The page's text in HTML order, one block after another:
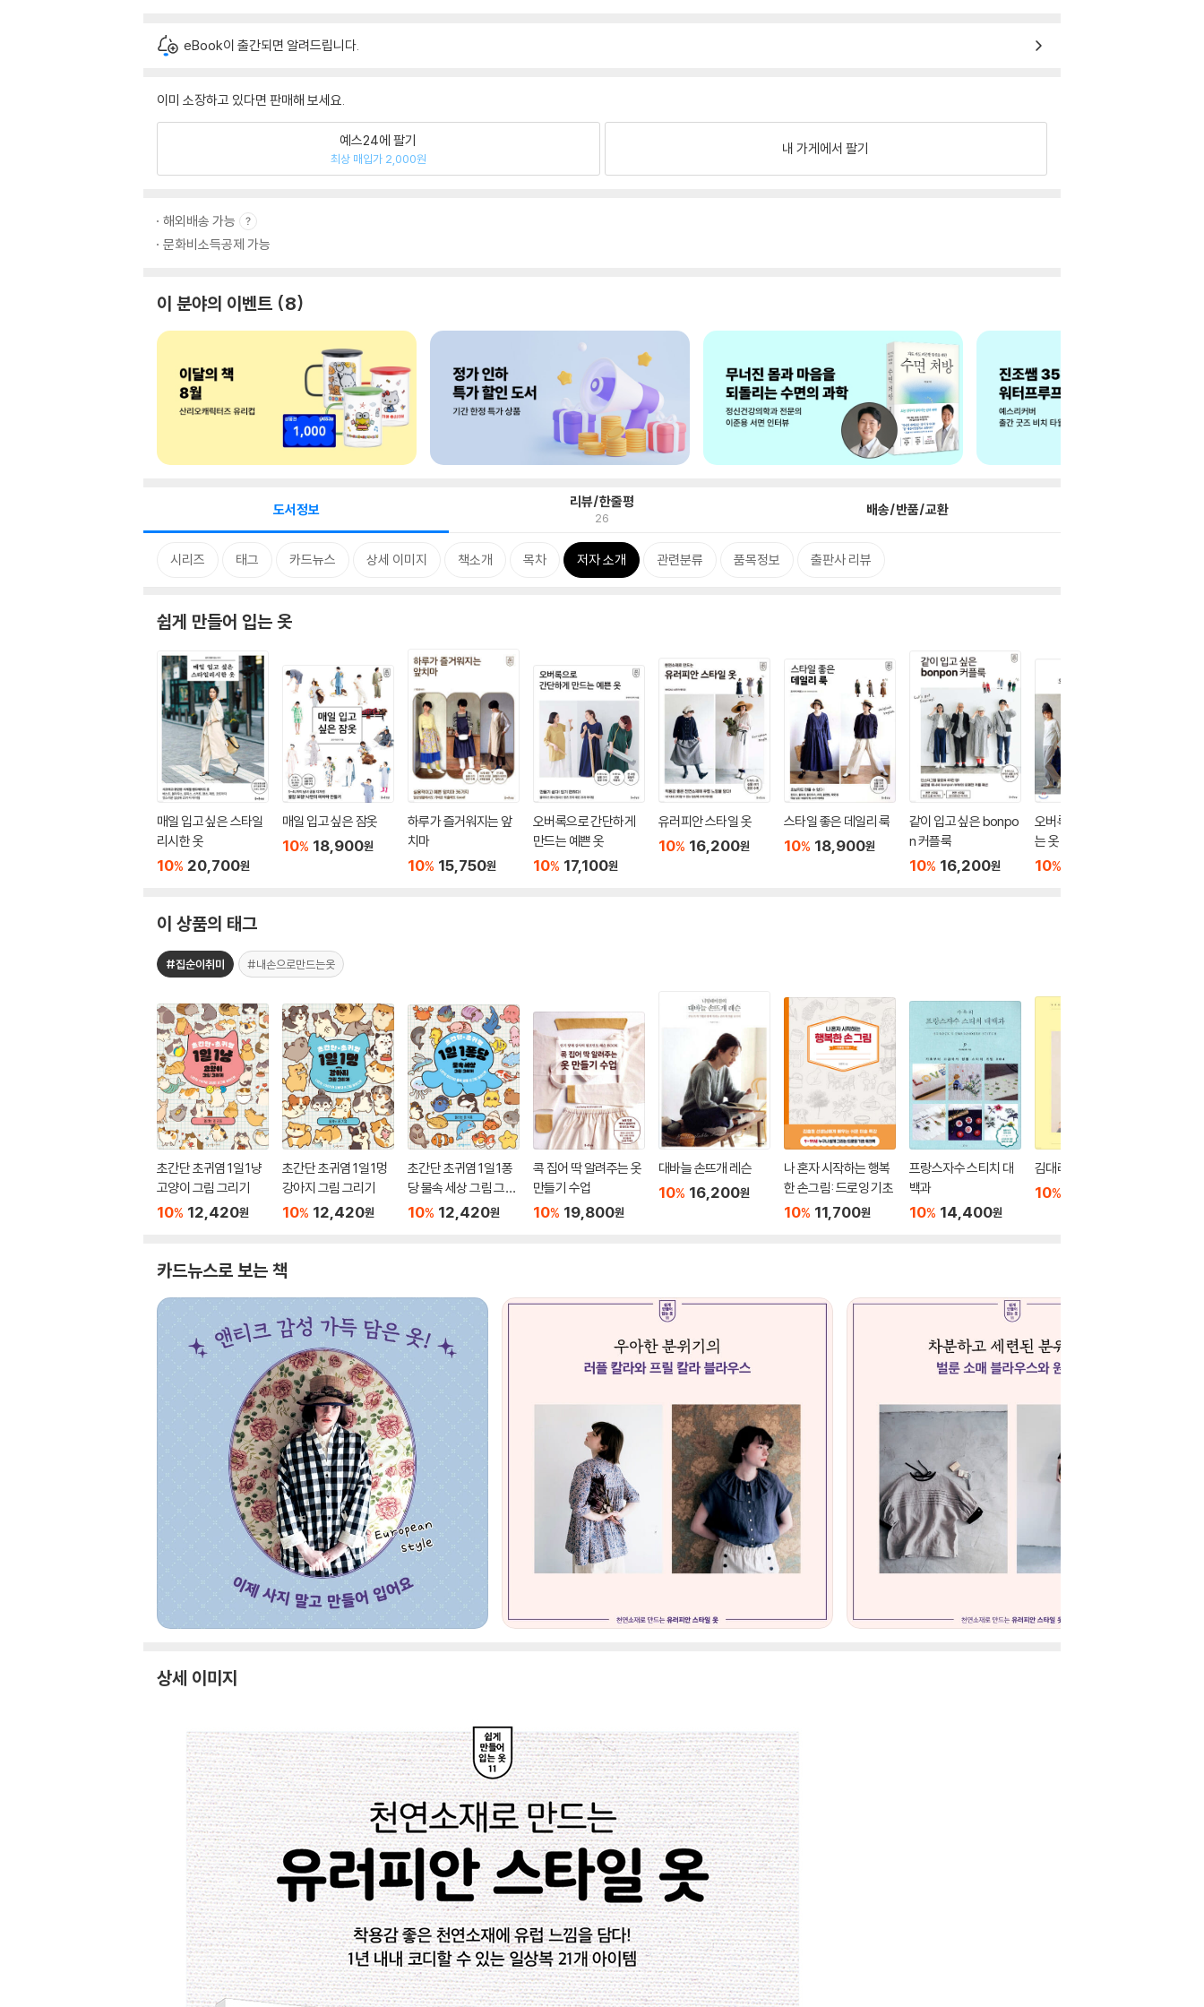
eBook이 출간되면 알려드립니다.
이미 소장하고 있다면 판매해 보세요.
예스24에 팔기
최상 매입가 2,000원
내 가게에서 팔기
해외배송 가능
문화비소득공제 가능
이 분야의 이벤트 8
도서정보 리뷰/한줄평
26 배송/반품/교환
시리즈 태그 카드뉴스 상세 이미지 책소개 목차 저자 소개 관련분류 품목정보 출판사 리뷰
쉽게 만들어 입는 옷
매일 입고 싶은 스타일
리시한 옷
10% 20,700원
매일 입고 싶은 잠옷
10% 18,900원
하루가 즐거워지는 앞
치마
10% 15,750원
오버록으로 간단하게
만드는 예쁜 옷
10% 17,100원
유러피안 스타일 옷
10% 16,200원
스타일 좋은 데일리 룩
10% 18,900원
같이 입고 싶은 bonpo
n 커플룩
10% 16,200원
오버록 재봉틀로 만드
는 옷
10%
이 상품의 태그
#집순이취미 #내손으로만드는옷
초간단 초귀염 1일 1냥
고양이 그림 그리기
10% 12,420원
초간단 초귀염 1일 1멍
강아지 그림 그리기
10% 12,420원
초간단 초귀염 1일 1퐁
당 물속 세상 그림 그리
기
10% 12,420원
콕 집어 딱 알려주는 옷
만들기 수업
10% 19,800원
대바늘 손뜨개 레슨
10% 16,200원
나 혼자 시작하는 행복
한 손그림: 드로잉 기초
10% 11,700원
프랑스자수 스티치 대
백과
10% 14,400원
김대리의 데일리 뜨개
10%
카드뉴스로 보는 책
상세 이미지